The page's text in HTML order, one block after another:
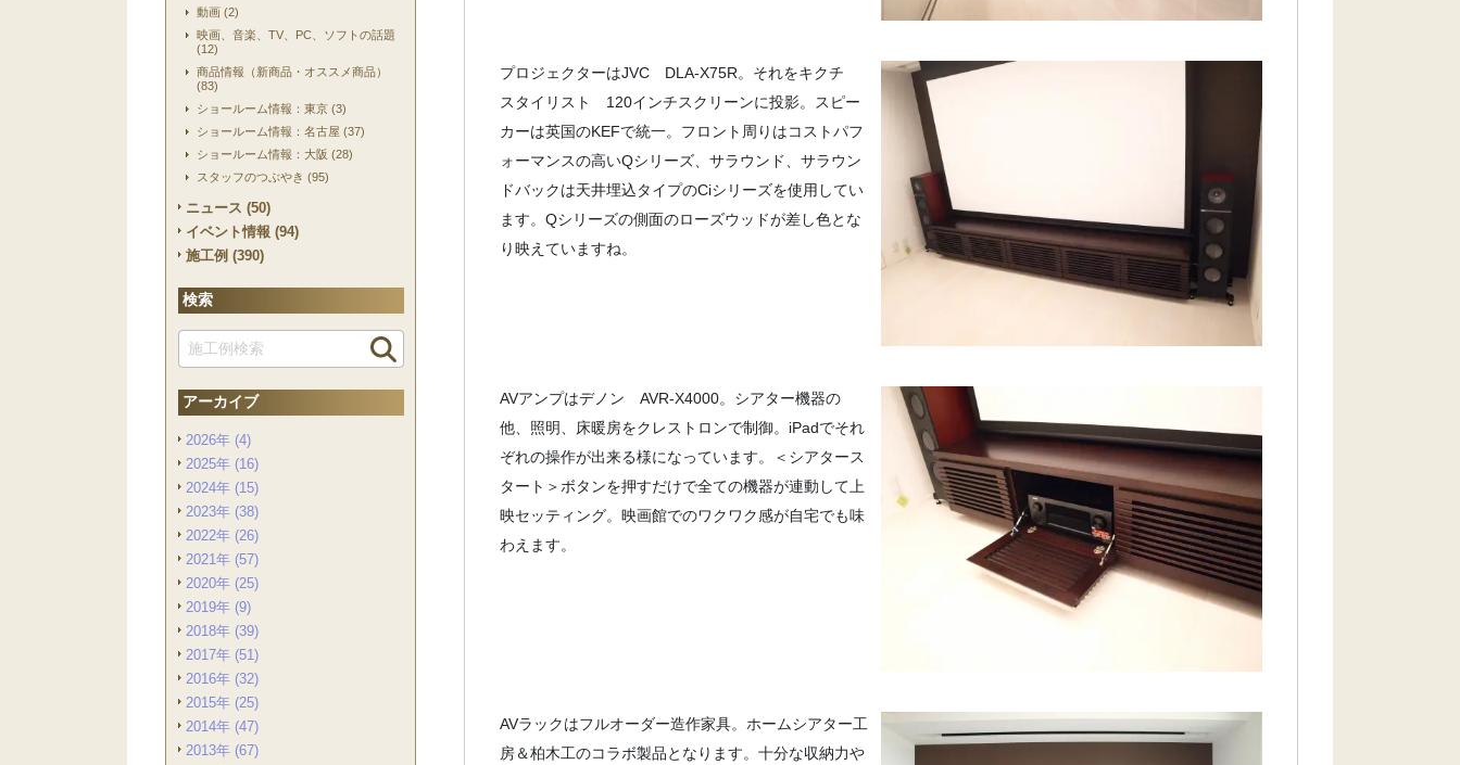
動画 (2)
映画、音楽、TV、PC、ソフトの話題
(12)
商品情報（新商品・オススメ商品）
(83)
ショールーム情報：東京 (3)
ショールーム情報：名古屋 (37)
ショールーム情報：大阪 (28)
スタッフのつぶやき (95)
ニュース (50)
イベント情報 (94)
施工例 (390)
検索
アーカイブ
2026年 (4)
2025年 (16)
2024年 (15)
2023年 (38)
2022年 (26)
2021年 (57)
2020年 (25)
2019年 (9)
2018年 (39)
2017年 (51)
2016年 (32)
2015年 (25)
2014年 (47)
2013年 (67)
プロジェクターはJVC DLA-X75R。それをキクチ
スタイリスト 120インチスクリーンに投影。スピー
カーは英国のKEFで統一。フロント周りはコストパフ
ォーマンスの高いQシリーズ、サラウンド、サラウン
ドバックは天井埋込タイプのCiシリーズを使用してい
ます。Qシリーズの側面のローズウッドが差し色とな
り映えていますね。
AVアンプはデノン AVR-X4000。シアター機器の
他、照明、床暖房をクレストロンで制御。iPadでそれ
ぞれの操作が出来る様になっています。＜シアタース
タート＞ボタンを押すだけで全ての機器が連動して上
映セッティング。映画館でのワクワク感が自宅でも味
わえます。
AVラックはフルオーダー造作家具。ホームシアター工
房＆柏木工のコラボ製品となります。十分な収納力や